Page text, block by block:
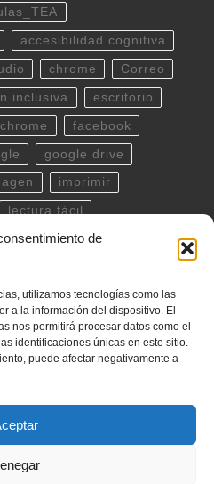
de
utilizamos tecnologías como las
a la información del dispositivo. El
nos permitirá procesar datos como el
identificaciones únicas en este sitio.
puede afectar negativamente a
accesibilidad cognitiva
chrome Correo
inclusiva escritorio
facebook
google drive
imprimir
lectura fácil
musica outlook
terminal twitter
windows
los derechos reservados